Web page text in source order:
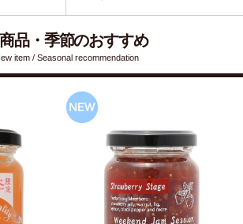
品・季節のおすすめ
item / Seasonal recommendation